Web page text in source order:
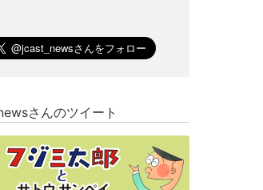
さんのツイート